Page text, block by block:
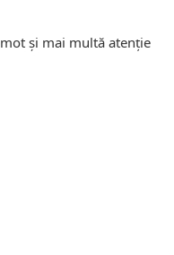
și mai multă atenție